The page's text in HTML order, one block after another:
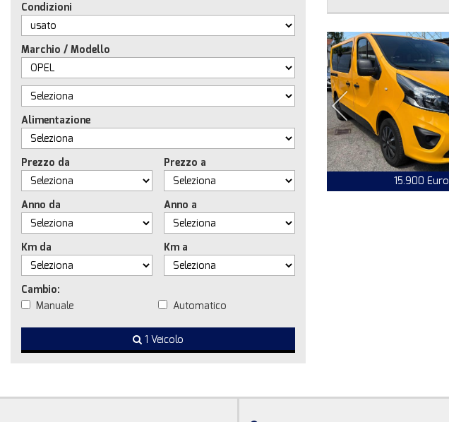
Condizioni
Marchio / Modello
Alimentazione
Prezzo da Prezzo a
Anno da Anno a
Km da Km a
Cambio:
Manuale
Automatico
1 Veicolo
15.900 Euro